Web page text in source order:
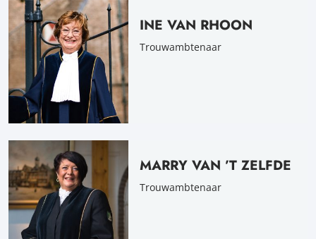
INE VAN RHOON
Trouwambtenaar
MARRY VAN ’T ZELFDE
Trouwambtenaar